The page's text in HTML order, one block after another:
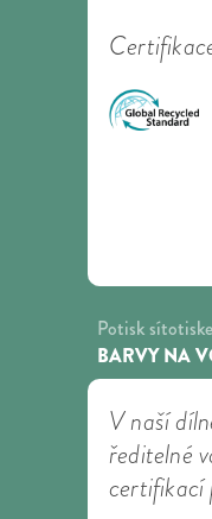
Potisk
BARVY NA
V naší
ředitelné
certifikací